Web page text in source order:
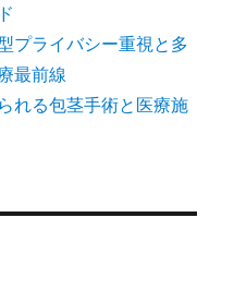
プライバシー重視と多
最前線
れる包茎手術と医療施